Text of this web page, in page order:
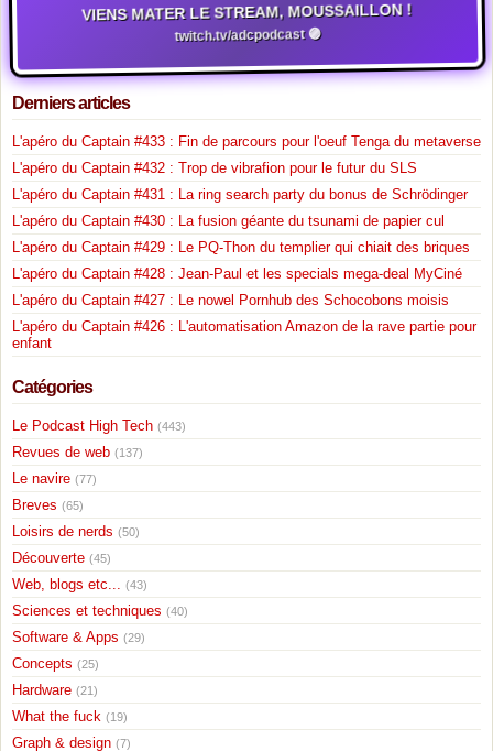
VIENS MATER LE STREAM, MOUSSAILLON !
twitch.tv/adcpodcast 🟣
Derniers articles
L'apéro du Captain #433 : Fin de parcours pour l'oeuf Tenga du metaverse
L'apéro du Captain #432 : Trop de vibrafion pour le futur du SLS
L'apéro du Captain #431 : La ring search party du bonus de Schrödinger
L'apéro du Captain #430 : La fusion géante du tsunami de papier cul
L'apéro du Captain #429 : Le PQ-Thon du templier qui chiait des briques
L'apéro du Captain #428 : Jean-Paul et les specials mega-deal MyCiné
L'apéro du Captain #427 : Le nowel Pornhub des Schocobons moisis
L'apéro du Captain #426 : L'automatisation Amazon de la rave partie pour
enfant
Catégories
Le Podcast High Tech (443)
Revues de web (137)
Le navire (77)
Breves (65)
Loisirs de nerds (50)
Découverte (45)
Web, blogs etc... (43)
Sciences et techniques (40)
Software & Apps (29)
Concepts (25)
Hardware (21)
What the fuck (19)
Graph & design (7)